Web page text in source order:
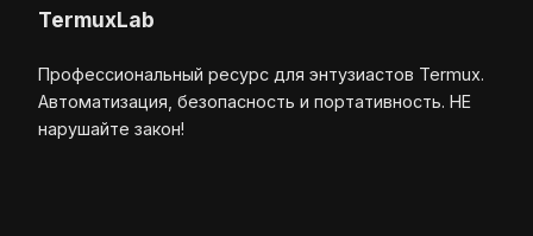
TermuxLab
Профессиональный ресурс для энтузиастов Termux.
Автоматизация, безопасность и портативность. НЕ
нарушайте закон!